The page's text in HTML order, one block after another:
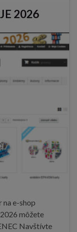
2026
na e-shop
môžete
Navštívte